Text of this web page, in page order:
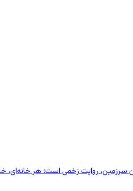
روایت زخمی است؛ هر خانه‌ای،